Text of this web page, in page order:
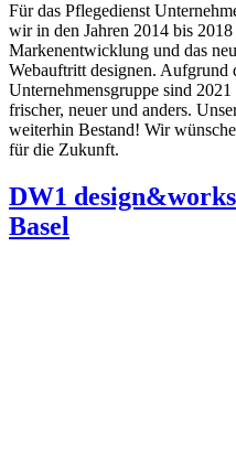
Für das Pflegedienst
wir in den Jahren 2014 bis
Markenentwicklung und das
Webauftritt designen. Aufgrund
Unternehmensgruppe sind
frischer, neuer und anders.
weiterhin Bestand! Wir
für die Zukunft.
DW1
Basel